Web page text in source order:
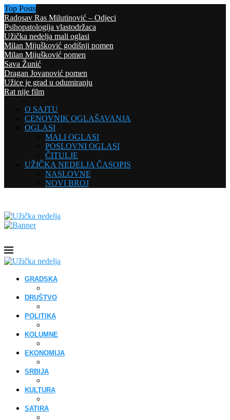
Top Posts
Radosav Ras Milutinović – Odjeci
Psihopatologija vlastodržaca
Užička nedelja mali oglasi
Milan Mijušković godišnji pomen
Milan Mijušković pomen
Sava Žunić
Dragan Jovanović pomen
Užice je grad u odumiranju
Rat nije film
O SAJTU
CENOVNIK OGLAŠAVANJA
OGLASI
MALI OGLASI
POSLOVNI OGLASI
ČITULJE
UŽIČKA NEDELJA ČASOPIS
NASLOVNE
NOVI BROJ
GRADSKA
DRUŠTVO
POLITIKA
KOLUMNE
EKONOMIJA
SRBIJA
KULTURA
SATIRA